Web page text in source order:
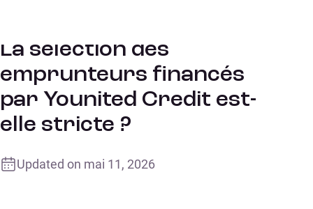
La sélection des
emprunteurs financés
par Younited Credit est-
elle stricte ?
Updated on mai 11, 2026